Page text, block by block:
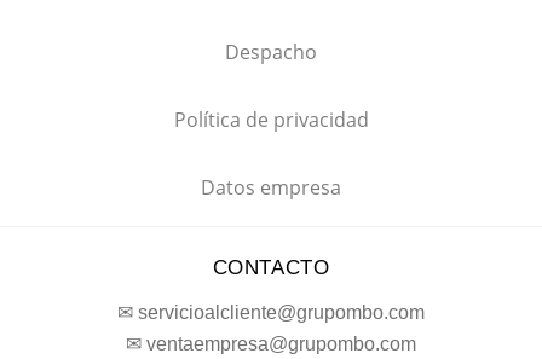
Despacho
Política de privacidad
Datos empresa
CONTACTO
✉ servicioalcliente@grupombo.com
✉ ventaempresa@grupombo.com